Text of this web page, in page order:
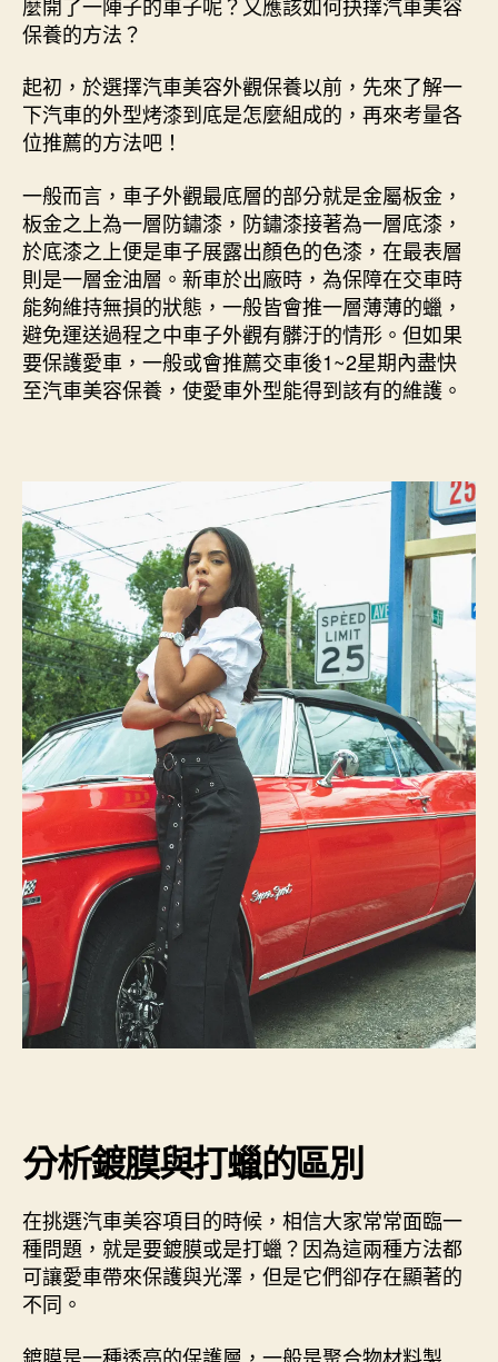
保養的方法？
起初，於選擇汽車美容外觀保養以前，先來了解一
下汽車的外型烤漆到底是怎麼組成的，再來考量各
位推薦的方法吧！
一般而言，車子外觀最底層的部分就是金屬板金，
板金之上為一層防鏽漆，防鏽漆接著為一層底漆，
於底漆之上便是車子展露出顏色的色漆，在最表層
則是一層金油層。新車於出廠時，為保障在交車時
能夠維持無損的狀態，一般皆會推一層薄薄的蠟，
避免運送過程之中車子外觀有髒汙的情形。但如果
要保護愛車，一般或會推薦交車後1~2星期內盡快
至汽車美容保養，使愛車外型能得到該有的維護。
分析鍍膜與打蠟的區別
在挑選汽車美容項目的時候，相信大家常常面臨一
種問題，就是要鍍膜或是打蠟？因為這兩種方法都
可讓愛車帶來保護與光澤，但是它們卻存在顯著的
不同。
鍍膜是一種透亮的保護層，一般是聚合物材料製